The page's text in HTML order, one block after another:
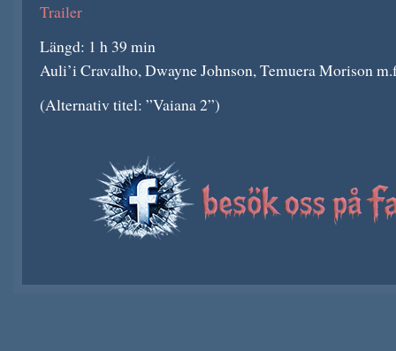
Trailer
Längd: 1 h 39 min
Auli’i Cravalho, Dwayne Johnson,Temuera Morison
(Alternativ titel: ”Vaiana 2”)